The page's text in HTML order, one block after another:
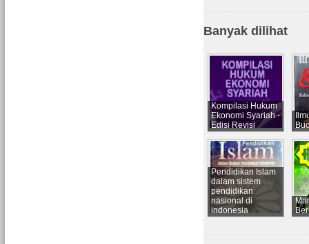
Banyak dilihat
Kompilasi Hukum
Ekonomi Syariah -
Edisi Revisi
Pendidikan Islam
dalam sistem
pendidikan
nasional di
indonesia